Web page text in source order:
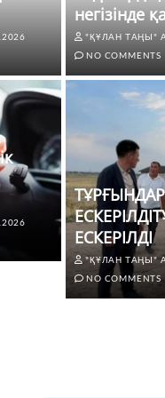
NO COMMENTS
негізінде
"ҚҰЛАН ТАҢЫ"
NO COMMENTS
ЕСКЕРІЛДІ
"ҚҰЛАН ТАҢЫ"
NO COMMENTS